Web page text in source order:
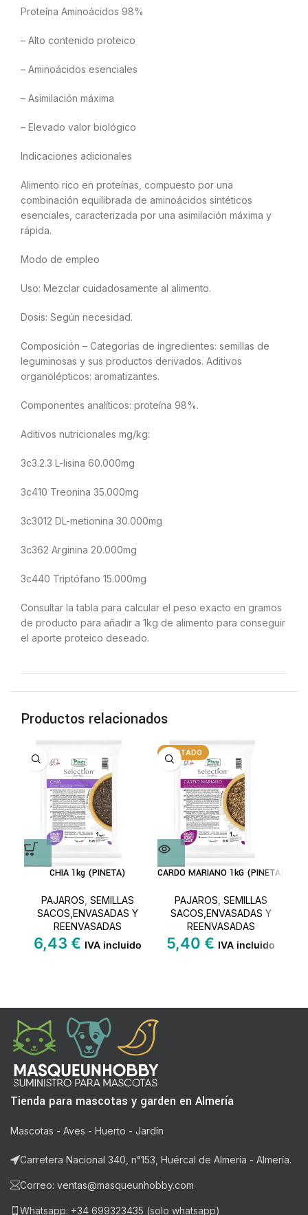
Proteína Aminoácidos 98%
– Alto contenido proteico
– Aminoácidos esenciales
– Asimilación máxima
– Elevado valor biológico
Indicaciones adicionales
Alimento rico en proteínas, compuesto por una
combinación equilibrada de aminoácidos sintéticos
esenciales, caracterizada por una asimilación máxima y
rápida.
Modo de empleo
Uso: Mezclar cuidadosamente al alimento.
Dosis: Según necesidad.
Composición – Categorías de ingredientes: semillas de
leguminosas y sus productos derivados. Aditivos
organolépticos: aromatizantes.
Componentes analíticos: proteína 98%.
Aditivos nutricionales mg/kg:
3c3.2.3 L-lisina 60.000mg
3c410 Treonina 35.000mg
3c3012 DL-metionina 30.000mg
3c362 Arginina 20.000mg
3c440 Triptófano 15.000mg
Consultar la tabla para calcular el peso exacto en gramos
de producto para añadir a 1kg de alimento para conseguir
el aporte proteico deseado.
Productos relacionados
CHIA 1kg (PINETA)
PAJAROS SEMILLAS
SACOS,ENVASADAS Y
REENVASADAS
6,43 € IVA incluido
AGOTADO
CARDO MARIANO 1kG (PINETA)
PAJAROS SEMILLAS
SACOS,ENVASADAS Y
REENVASADAS
5,40 € IVA incluido
Tienda para mascotas y garden en Almería
Mascotas - Aves - Huerto - Jardín
Carretera Nacional 340, n°153, Huércal de Almería - Almería.
Correo: ventas@masqueunhobby.com
Whatsapp: +34 699323435 (solo whatsapp)